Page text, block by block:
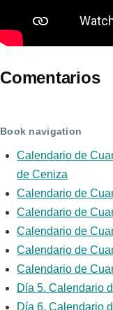
Comentarios
Book navigation
Calendario de
de Ceniza
Calendario de
Calendario de
Calendario de
Calendario de
Calendario de
Día 5. Calendario
Día 6. Calendario